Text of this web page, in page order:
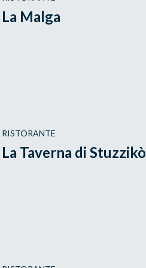
La Malga
RISTORANTE
La Taverna di Stuzzikò